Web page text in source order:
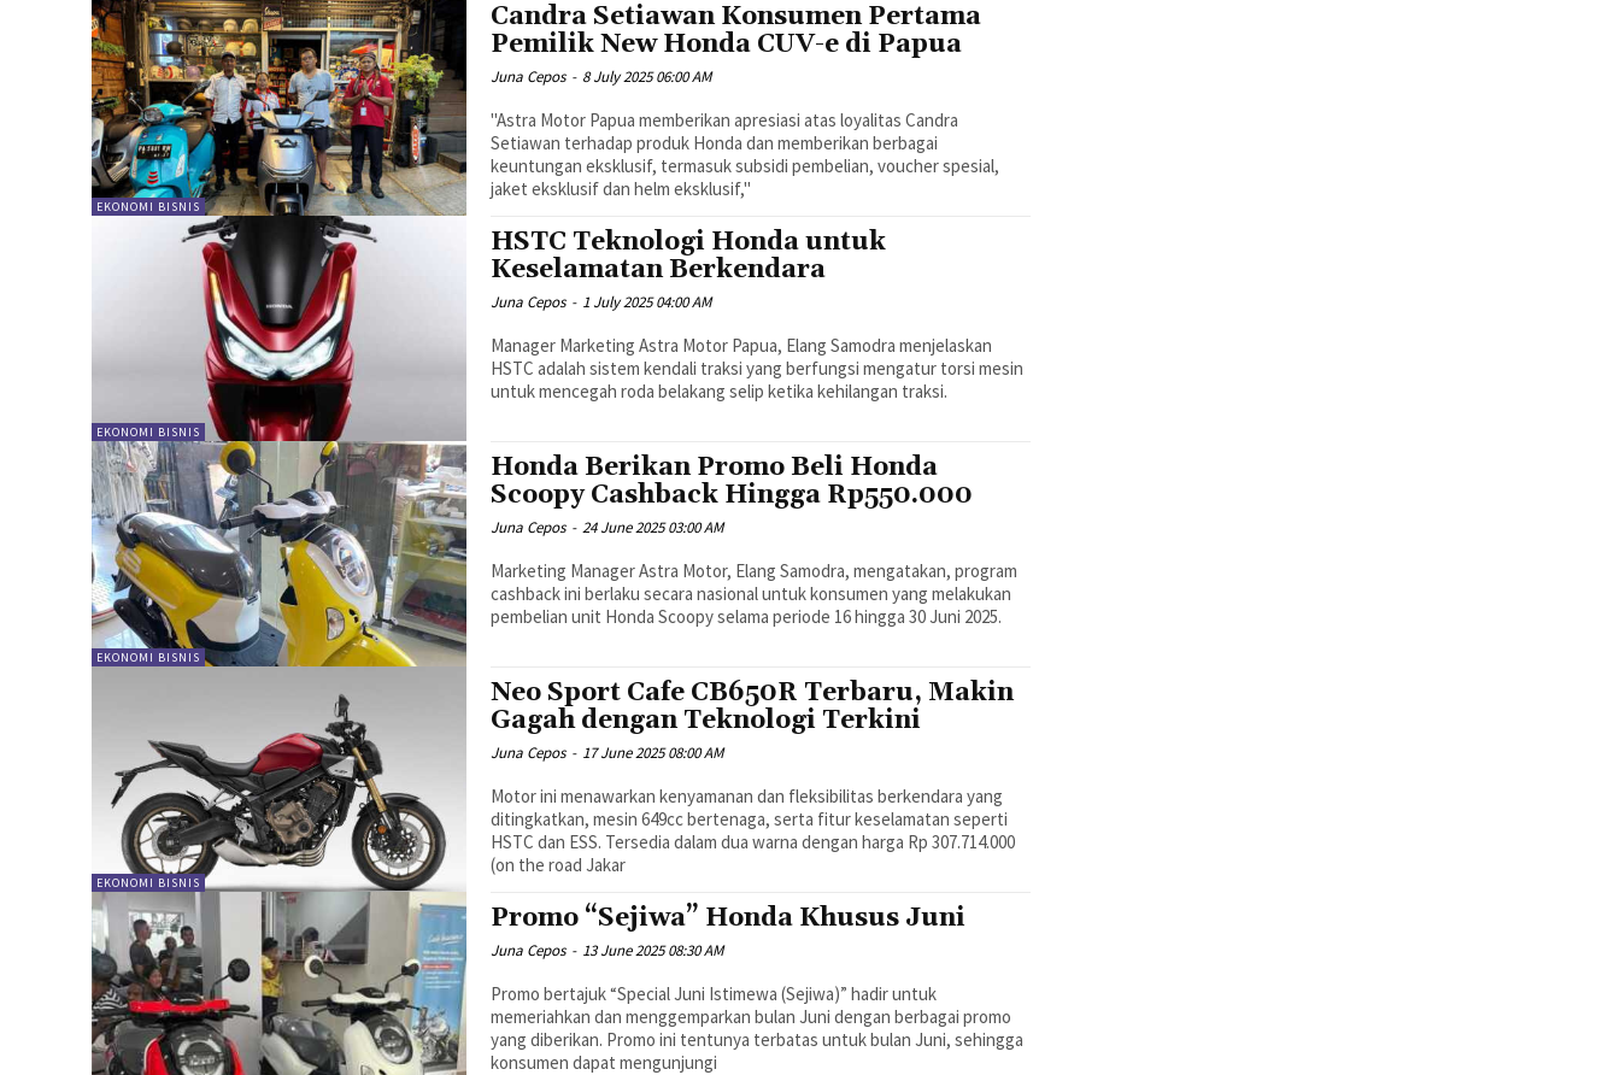
EKONOMI BISNIS
Candra Setiawan Konsumen Pertama
Pemilik New Honda CUV-e di Papua
Juna Cepos - 8 July 2025 06:00 AM
"Astra Motor Papua memberikan apresiasi atas loyalitas Candra
Setiawan terhadap produk Honda dan memberikan berbagai
keuntungan eksklusif, termasuk subsidi pembelian, voucher spesial,
jaket eksklusif dan helm eksklusif,"
EKONOMI BISNIS
HSTC Teknologi Honda untuk
Keselamatan Berkendara
Juna Cepos - 1 July 2025 04:00 AM
Manager Marketing Astra Motor Papua, Elang Samodra menjelaskan
HSTC adalah sistem kendali traksi yang berfungsi mengatur torsi mesin
untuk mencegah roda belakang selip ketika kehilangan traksi.
EKONOMI BISNIS
Honda Berikan Promo Beli Honda
Scoopy Cashback Hingga Rp550.000
Juna Cepos - 24 June 2025 03:00 AM
Marketing Manager Astra Motor, Elang Samodra, mengatakan, program
cashback ini berlaku secara nasional untuk konsumen yang melakukan
pembelian unit Honda Scoopy selama periode 16 hingga 30 Juni 2025.
EKONOMI BISNIS
Neo Sport Cafe CB650R Terbaru, Makin
Gagah dengan Teknologi Terkini
Juna Cepos - 17 June 2025 08:00 AM
Motor ini menawarkan kenyamanan dan fleksibilitas berkendara yang
ditingkatkan, mesin 649cc bertenaga, serta fitur keselamatan seperti
HSTC dan ESS. Tersedia dalam dua warna dengan harga Rp 307.714.000
(on the road Jakar
Promo “Sejiwa” Honda Khusus Juni
Juna Cepos - 13 June 2025 08:30 AM
Promo bertajuk “Special Juni Istimewa (Sejiwa)” hadir untuk
memeriahkan dan menggemparkan bulan Juni dengan berbagai promo
yang diberikan. Promo ini tentunya terbatas untuk bulan Juni, sehingga
konsumen dapat mengunjungi